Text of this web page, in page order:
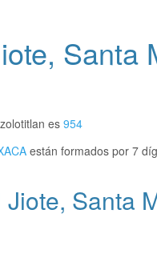
Santa
es 954
están formados por 7
Santa